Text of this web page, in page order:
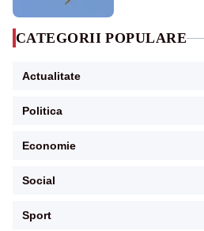
CATEGORII POPULARE
Actualitate
Politica
Economie
Social
Sport